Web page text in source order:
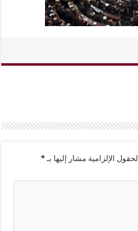
الحقول الإلزامية مشار إليها بـ*